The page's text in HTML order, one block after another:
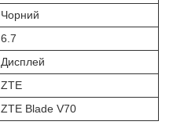
Чорний
6.7
Дисплей
ZTE
ZTE Blade V70